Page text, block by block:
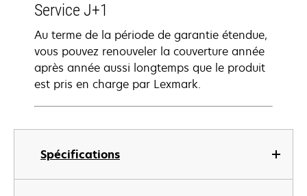
Spécifications
Service J+1
Au terme de la période de garantie étendue,
vous pouvez renouveler la couverture année
après année aussi longtemps que le produit
est pris en charge par Lexmark.